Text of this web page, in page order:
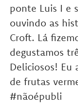
ponte Luis I e
ouvindo as
Croft. Lá
degustamos
Deliciosos! Eu
de frutas
#nãoépubli